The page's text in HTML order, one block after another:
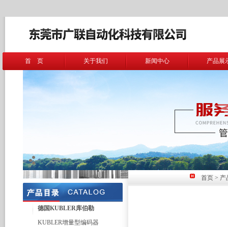
首 页 关于我们 新闻中心 产品展
德国KUBLER库伯勒
KUBLER增量型编码器
首页 > 产